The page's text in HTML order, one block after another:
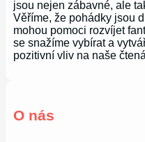
jsou nejen zábavné, ale
Věříme, že pohádky jsou
mohou pomoci rozvíjet
se snažíme vybírat a
pozitivní vliv na naše
O nás